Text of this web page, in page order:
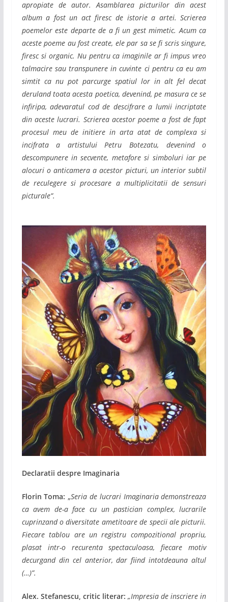
apropiate de autor. Asamblarea picturilor din acest
album a fost un act firesc de istorie a artei. Scrierea
poemelor este departe de a fi un gest mimetic. Acum ca
aceste poeme au fost create, ele par sa se fi scris singure,
firesc si organic. Nu pentru ca imaginile ar fi impus vreo
talmacire sau transpunere in cuvinte ci pentru ca eu am
simtit ca nu pot parcurge spatiul lor in alt fel decat
deruland toata acesta poetica, devenind, pe masura ce se
infiripa, adevaratul cod de descifrare a lumii incriptate
din aceste lucrari. Scrierea acestor poeme a fost de fapt
procesul meu de initiere in arta atat de complexa si
incifrata a artistului Petru Botezatu, devenind o
descompunere in secvente, metafore si simboluri iar pe
alocuri o anticamera a acestor picturi, un interior subtil
de reculegere si procesare a multiplicitatii de sensuri
picturale”.
Declaratii despre Imaginaria
Florin Toma: „Seria de lucrari Imaginaria demonstreaza
ca avem de-a face cu un pastician complex, lucrarile
cuprinzand o diversitate ametitoare de specii ale picturii.
Fiecare tablou are un registru compozitional propriu,
plasat intr-o recurenta spectaculoasa, fiecare motiv
decurgand din cel anterior, dar fiind intotdeauna altul
(…)”.
Alex. Stefanescu, critic literar: „Impresia de inscriere in